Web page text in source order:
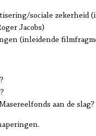
sociale zekerheid
Jacobs)
(inleidende
aan de slag?